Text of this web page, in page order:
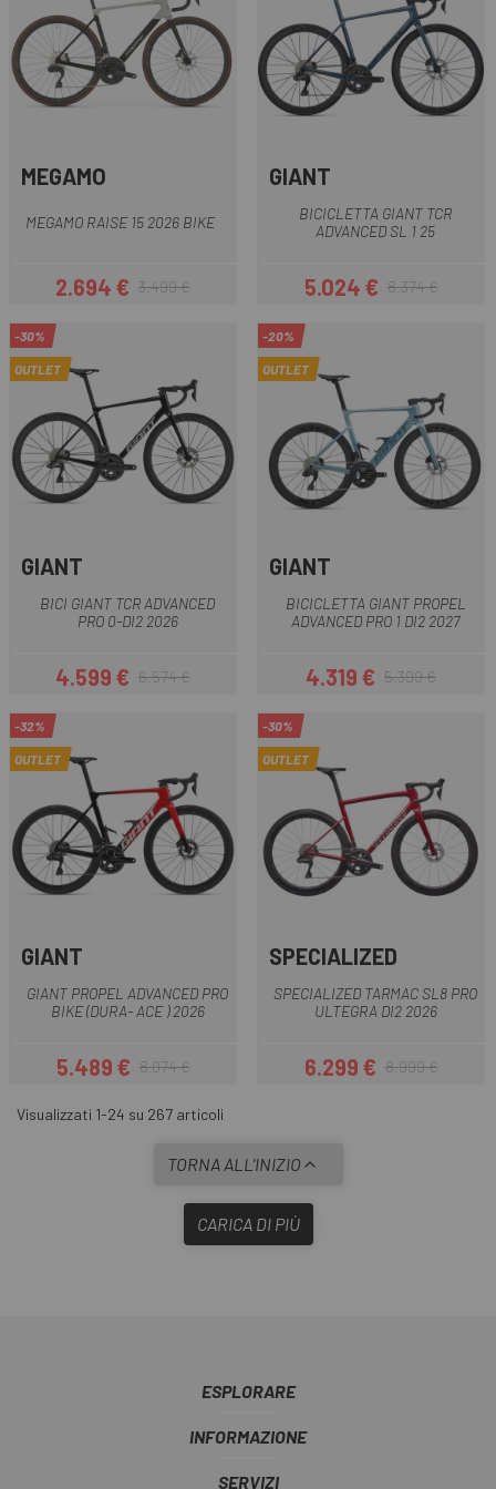
MEGAMO
MEGAMO RAISE 15 2026 BIKE
Prezzo
2.694 €Prezzo base
3.499 €
GIANT
BICICLETTA GIANT TCR
ADVANCED SL 1 25
Prezzo
5.024 €Prezzo base
8.374 €
-30%
OUTLET
GIANT
BICI GIANT TCR ADVANCED
PRO 0-DI2 2026
Prezzo
4.599 €Prezzo base
6.574 €
-20%
OUTLET
GIANT
BICICLETTA GIANT PROPEL
ADVANCED PRO 1 DI2 2027
Prezzo
4.319 €Prezzo base
5.399 €
-32%
OUTLET
GIANT
GIANT PROPEL ADVANCED PRO
BIKE (DURA- ACE ) 2026
Prezzo
5.489 €Prezzo base
8.074 €
-30%
OUTLET
SPECIALIZED
SPECIALIZED TARMAC SL8 PRO
ULTEGRA DI2 2026
Prezzo
6.299 €Prezzo base
8.999 €
Visualizzati 1-24 su 267 articoli
TORNA ALL'INIZIO
CARICA DI PIÙ
ESPLORARE
INFORMAZIONE
SERVIZI